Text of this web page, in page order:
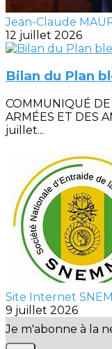
Jean-Claude
12 juillet 2026
Bilan du Plan
COMMUNIQUÉ
ARMÉES ET DES
juillet...
Site Internet
9 juillet 2026
Je m'abonne à la